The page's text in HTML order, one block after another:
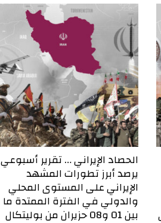
الحصاد الإيراني … تقرير أسبوعي
يرصد أبرز تطورات المشهد
الإيراني على المستوى المحلي
والدولي في الفترة الممتدة ما
بين 01 و08 حزيران من بوليتكال